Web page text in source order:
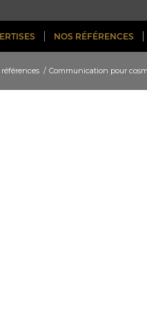
NOS RÉFÉRENCES
références / Communication pour